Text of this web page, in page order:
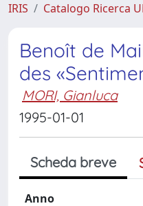
IRIS Catalogo Ricerca
Benoît de
des
MORI, Gianluca
1995-01-01
Scheda breve
Anno